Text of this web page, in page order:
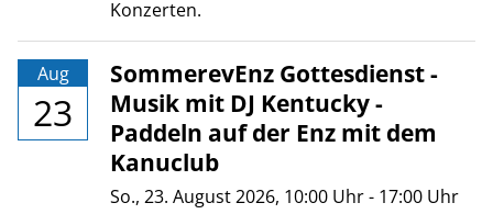
Konzerten.
Aug
23
SommerevEnz Gottesdienst -
Musik mit DJ Kentucky -
Paddeln auf der Enz mit dem
Kanuclub
So., 23. August 2026, 10:00 Uhr- 17:00 Uhr